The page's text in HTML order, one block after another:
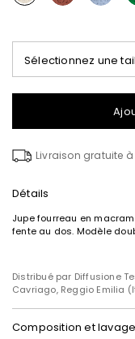
Sélectionnez une
Livraison gratuite
Détails
Jupe fourreau en
fente au dos. Modèle
Distribué par Diffusione
Cavriago, Reggio Emilia
Composition et lavage